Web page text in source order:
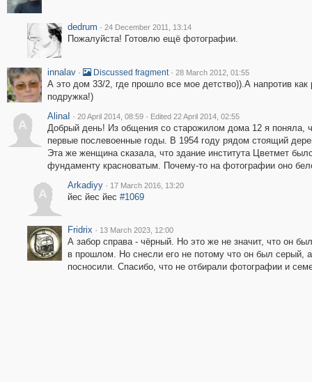
dedrum · 24 December 2011, 13:14
Пожалуйста! Готовлю ещё фотографии.
innalav · Discussed fragment · 28 March 2012, 01:55
А это дом 33/2, где прошло все мое детство)).А напротив
подружка!)
A
AlinaI · 20 April 2014, 08:59 · Edited 22 April 2014, 02:55
Добрый день! Из общения со старожилом дома 12 я поняла,
первые послевоенные годы. В 1954 году рядом стоящий
Эта же женщина сказала, что здание института Цветмет
фундаменту красноватым. Почему-то на фотографии оно
A
Arkadiyy · 17 March 2016, 13:20
йес йес йес #1069
Fridrix · 13 March 2023, 12:00
А забор справа - чёрный. Но это же не значит, что он
в прошлом. Но снесли его не потому что он был серый,
посносили. Спасибо, что не отбирали фотографии и